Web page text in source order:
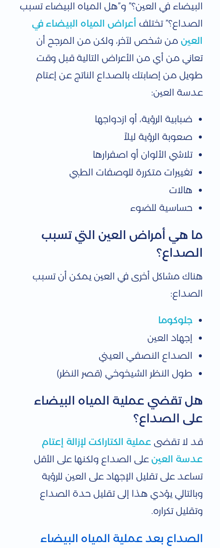
البيضاء في العين؟” و”هل المياه البيضاء تسبب
الصداع؟” تختلف أعراض المياه البيضاء في
العين من شخص لآخر، ولكن من المرجح أن
تعاني من أي من الأعراض التالية قبل وقت
طويل من إصابتك بالصداع الناتج عن إعتام
عدسة العين:
ضبابية الرؤية، أو ازدواجها
صعوبة الرؤية ليلاً
تلاشي الألوان أو اصفرارها
تغييرات متكررة للوصفات الطبي
هالات
حساسية للضوء
ما هي أمراض العين التي تسبب
الصداع؟
هناك مشاكل أخرى في العين يمكن أن تسبب
الصداع:
جلوكوما
إجهاد العين
الصداع النصفي العيني
طول النظر الشيخوخي (قصر النظر)
هل تقضي عملية المياه البيضاء
على الصداع؟
قد لا تقضى عملية الكتاراكت لإزالة إعتام
عدسة العين على الصداع ولكنها على الأقل
تساعد على تقليل الإجهاد على العين للرؤية
وبالتالي يؤدي هذا إلى تقليل حدة الصداع
وتقليل تكراره.
الصداع بعد عملية المياه البيضاء